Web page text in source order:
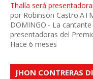
Thalía será
por Robinson
DOMINGO.- La
presentadoras del
Hace 6 meses
JHON CONTRERAS